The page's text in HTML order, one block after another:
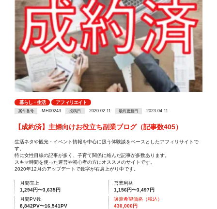
暮らし・生活 アフィリエイト
案件番号 MH00243 投稿日 2020.02.11 最終更新日 2023.04.11
【成約済】主婦向けお役立ち副業ブログ（記事数405）
生活ネタや観光・イベント情報を中心に扱う体験談をベースとしたアフィリサイトで
す。
特に女性目線の記事が多く、子育て関係に絡んだ記事が多数あります。
スキマ時間を使った運営や初心者の方にオススメのサイトです。
2020年12月のアップデートで数字が右肩上がり中です。
月間売上
1,294円〜3,635円
営業利益
1,156円〜3,497円
月間PV数
8,842PV〜16,541PV
譲渡希望価格（税込）
430,000円